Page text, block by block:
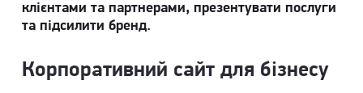
клієнтами та партнерами, презентувати послуги
та підсилити бренд.
Корпоративний сайт для бізнесу